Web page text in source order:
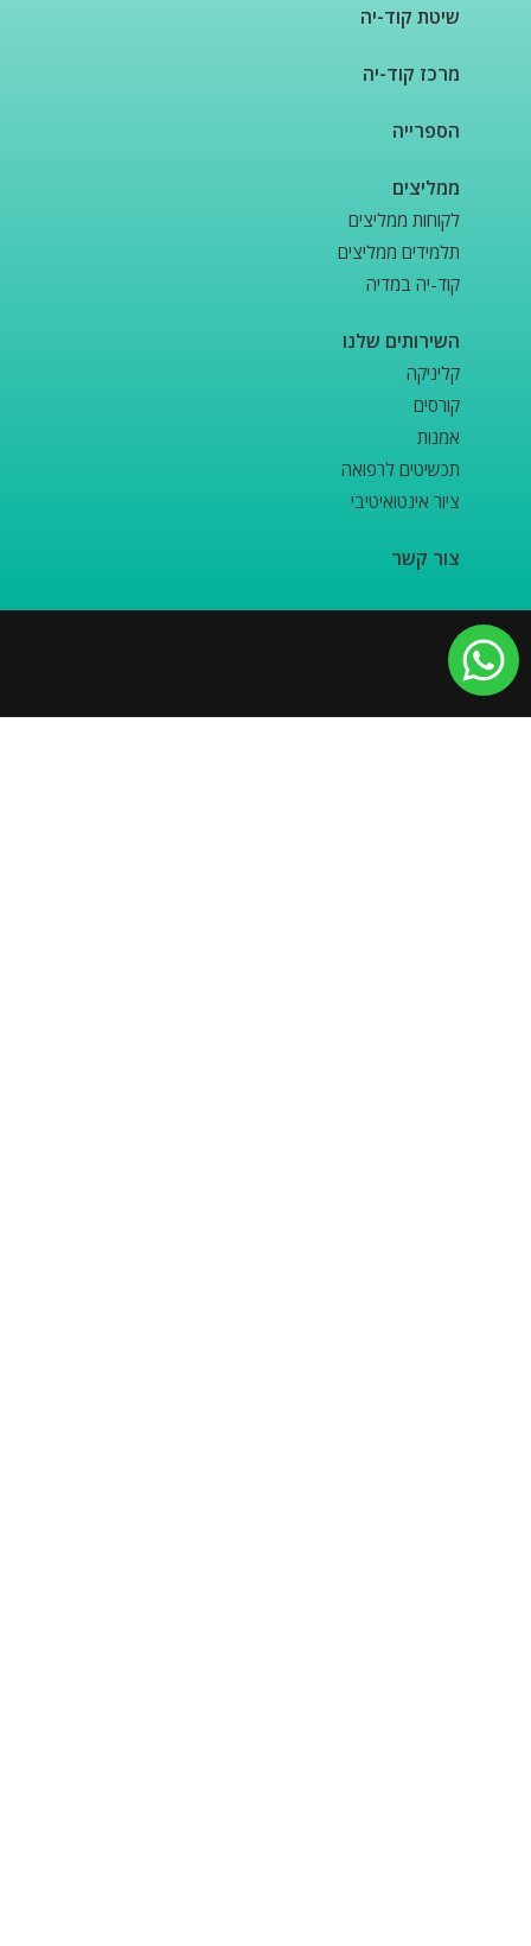
שיטת קוד-יה
מרכז קוד-יה
הספרייה
ממליצים
לקוחות ממליצים
תלמידים ממליצים
קוד-יה במדיה
השירותים שלנו
קליניקה
קורסים
אמנות
תכשיטים לרפואה
ציור אינטואיטיבי
צור קשר